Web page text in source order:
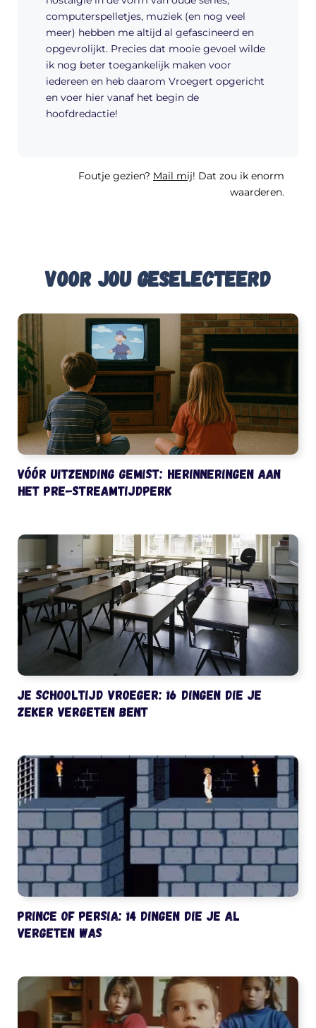
computerspelletjes, muziek (en nog veel
meer) hebben me altijd al gefascineerd en
opgevrolijkt. Precies dat mooie gevoel wilde
ik nog beter toegankelijk maken voor
iedereen en heb daarom Vroegert opgericht
en voer hier vanaf het begin de
hoofdredactie!
Foutje gezien? Mail mij! Dat zou ik enorm
waarderen.
Voor jou geselecteerd
Vóór uitzending gemist: herinneringen aan
het pre-streamtijdperk
Je schooltijd vroeger: 16 dingen die je
zeker vergeten bent
Prince of Persia: 14 dingen die je al
vergeten was